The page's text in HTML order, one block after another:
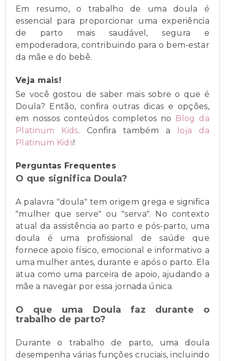
Em resumo, o trabalho de uma doula é
essencial para proporcionar uma experiência
de parto mais saudável, segura e
empoderadora, contribuindo para o bem-estar
da mãe e do bebê.
Veja mais!
Se você gostou de saber mais sobre o que é
Doula? Então, confira outras dicas e opções,
em nossos conteúdos completos no Blog da
Platinum Kids. Confira também a
loja da
Platinum Kids!
Perguntas Frequentes
O que significa Doula?
A palavra "doula" tem origem grega e significa
"mulher que serve" ou "serva". No contexto
atual da assistência ao parto e pós-parto, uma
doula é uma profissional de saúde que
fornece apoio físico, emocional e informativo a
uma mulher antes, durante e após o parto. Ela
atua como uma parceira de apoio, ajudando a
mãe a navegar por essa jornada única.
O que uma Doula faz durante o
trabalho de parto?
Durante o trabalho de parto, uma doula
desempenha várias funções cruciais, incluindo